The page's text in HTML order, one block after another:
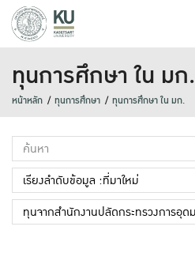
ทุนการศึกษา ใน มก.
หน้าหลัก ทุนการศึกษา ทุนการศึกษา ใน มก.